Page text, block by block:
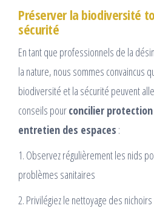
Préserver la biodiversité
sécurité
En tant que professionnels de la
la nature, nous sommes convaincus
biodiversité et la sécurité peuvent
conseils pourconcilier
entretien des espaces :
1. Observez régulièrement les nids
problèmes sanitaires
2. Privilégiez le nettoyage des